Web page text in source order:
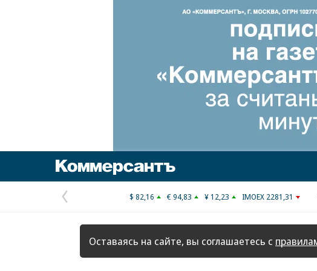
Предыдущая
страница
$ 82,16 € 94,83 ¥ 12,23 IMOEX 2281,31
Оставаясь на сайте, вы соглашаетесь с